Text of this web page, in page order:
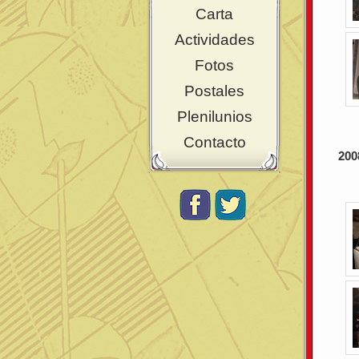
Carta
Actividades
Fotos
Postales
Plenilunios
Contacto